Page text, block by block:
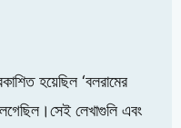
হয়েছিল ‘বলরামের
লেখাগুলি এবং